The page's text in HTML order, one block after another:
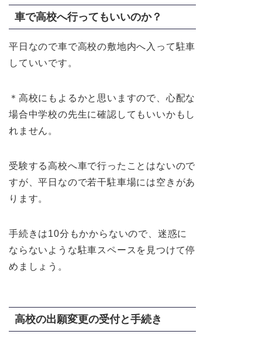
車で高校へ行ってもいいのか？
平日なので車で高校の敷地内へ入って駐車
していいです。
＊高校にもよるかと思いますので、心配な
場合中学校の先生に確認してもいいかもし
れません。
受験する高校へ車で行ったことはないので
すが、平日なので若干駐車場には空きがあ
ります。
手続きは10分もかからないので、迷惑に
ならないような駐車スペースを見つけて停
めましょう。
高校の出願変更の受付と手続き